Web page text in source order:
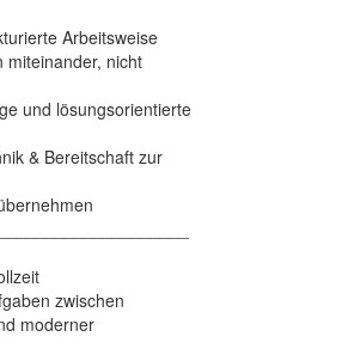
Arbeitsweise
miteinander, nicht
und lösungsorientierte
& Bereitschaft zur
zwischen
moderner